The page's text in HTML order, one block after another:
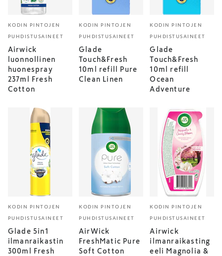
KODIN PINTOJEN
PUHDISTUSAINEET
Airwick
luonnollinen
huonespray
237ml Fresh
Cotton
KODIN PINTOJEN
PUHDISTUSAINEET
Glade
Touch&Fresh
10ml refill Pure
Clean Linen
KODIN PINTOJEN
PUHDISTUSAINEET
Glade
Touch&Fresh
10ml refill
Ocean
Adventure
KODIN PINTOJEN
PUHDISTUSAINEET
Glade 5in1
ilmanraikastin
300ml Fresh
KODIN PINTOJEN
PUHDISTUSAINEET
AirWick
FreshMatic Pure
Soft Cotton
KODIN PINTOJEN
PUHDISTUSAINEET
Airwick
ilmanraikasting
eeli Magnolia &